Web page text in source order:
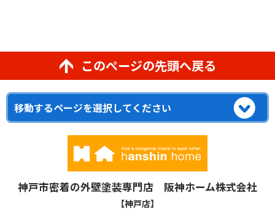
このページの先頭へ戻る
神戸市密着の外壁塗装専門店 阪神ホーム株式会社
【神戸店】